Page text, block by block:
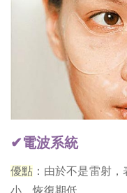
✔電波系統
優點 ：由於不是雷射
小，恢復期低。